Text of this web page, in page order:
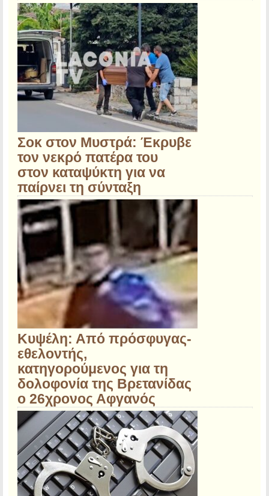
Σοκ στον Μυστρά: Έκρυβε
τον νεκρό πατέρα του
στον καταψύκτη για να
παίρνει τη σύνταξη
Κυψέλη: Από πρόσφυγας-
εθελοντής,
κατηγορούμενος για τη
δολοφονία της Βρετανίδας
ο 26χρονος Αφγανός